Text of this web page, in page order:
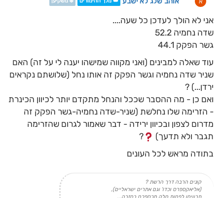
אני לא הולך לעדכן כל שעה....
שדה נחמיה 52.2
גשר הפקק 44.1
עוד שאלה למבינים (ואני מקווה שמישהו יענה לי על זה) האם
שניר שדה נחמיה וגשר הפקק זה אותו נחל (שלושתם נקראים
ירדן...) ?
ואם כן - מה ההסבר שככל והנחל מתקדם יותר לכיוון הכינרת
- הזרימה שלו נחלשת (שניר-שדה נחמיה-גשר הפקק זה
מדרום לצפון ובכיוון ירידה - דבר שאמור לגרום שהזרימה
תגבר ולא תדעך)
?
בתודה מראש לכל העונים
קונים הרבה דרך הרשת ?
(אליאקספרס וכדו' וגם אתרים ישראליים),